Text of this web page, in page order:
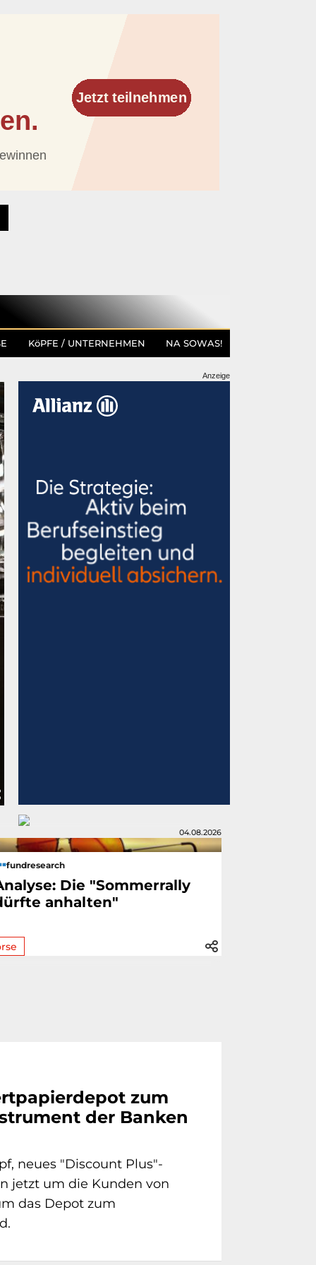
KöPFE / UNTERNEHMEN NA SOWAS!
Anzeige
04.08.2026
fundresearch
Die "Sommerrally
anhalten"
zum
der Banken
neues "Discount Plus"-
jetzt um die Kunden von
das Depot zum